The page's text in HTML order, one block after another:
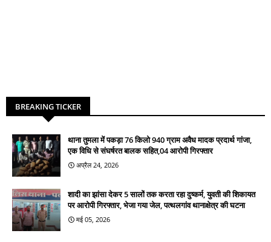
BREAKING TICKER
थाना तुमला में पकड़ा 76 किलो 940 ग्राम अवैध मादक प्रदार्थ गांजा,
एक विधि से संघर्षरत बालक सहित,04 आरोपी गिरफ्तार
अप्रैल 24, 2026
शादी का झांसा देकर 5 सालों तक करता रहा दुष्कर्म, युवती की शिकायत
पर आरोपी गिरफ्तार, भेजा गया जेल, पत्थलगांव थानाक्षेत्र की घटना
मई 05, 2026